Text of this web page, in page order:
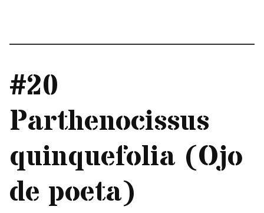
#20
Parthenocissus
quinquefolia (Ojo
de poeta)